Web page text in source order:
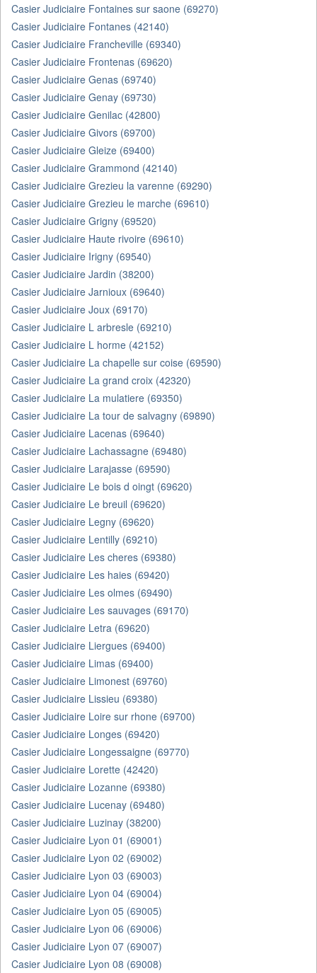
Casier Judiciaire Fontaines sur saone (69270)
Casier Judiciaire Fontanes (42140)
Casier Judiciaire Francheville (69340)
Casier Judiciaire Frontenas (69620)
Casier Judiciaire Genas (69740)
Casier Judiciaire Genay (69730)
Casier Judiciaire Genilac (42800)
Casier Judiciaire Givors (69700)
Casier Judiciaire Gleize (69400)
Casier Judiciaire Grammond (42140)
Casier Judiciaire Grezieu la varenne (69290)
Casier Judiciaire Grezieu le marche (69610)
Casier Judiciaire Grigny (69520)
Casier Judiciaire Haute rivoire (69610)
Casier Judiciaire Irigny (69540)
Casier Judiciaire Jardin (38200)
Casier Judiciaire Jarnioux (69640)
Casier Judiciaire Joux (69170)
Casier Judiciaire L arbresle (69210)
Casier Judiciaire L horme (42152)
Casier Judiciaire La chapelle sur coise (69590)
Casier Judiciaire La grand croix (42320)
Casier Judiciaire La mulatiere (69350)
Casier Judiciaire La tour de salvagny (69890)
Casier Judiciaire Lacenas (69640)
Casier Judiciaire Lachassagne (69480)
Casier Judiciaire Larajasse (69590)
Casier Judiciaire Le bois d oingt (69620)
Casier Judiciaire Le breuil (69620)
Casier Judiciaire Legny (69620)
Casier Judiciaire Lentilly (69210)
Casier Judiciaire Les cheres (69380)
Casier Judiciaire Les haies (69420)
Casier Judiciaire Les olmes (69490)
Casier Judiciaire Les sauvages (69170)
Casier Judiciaire Letra (69620)
Casier Judiciaire Liergues (69400)
Casier Judiciaire Limas (69400)
Casier Judiciaire Limonest (69760)
Casier Judiciaire Lissieu (69380)
Casier Judiciaire Loire sur rhone (69700)
Casier Judiciaire Longes (69420)
Casier Judiciaire Longessaigne (69770)
Casier Judiciaire Lorette (42420)
Casier Judiciaire Lozanne (69380)
Casier Judiciaire Lucenay (69480)
Casier Judiciaire Luzinay (38200)
Casier Judiciaire Lyon 01 (69001)
Casier Judiciaire Lyon 02 (69002)
Casier Judiciaire Lyon 03 (69003)
Casier Judiciaire Lyon 04 (69004)
Casier Judiciaire Lyon 05 (69005)
Casier Judiciaire Lyon 06 (69006)
Casier Judiciaire Lyon 07 (69007)
Casier Judiciaire Lyon 08 (69008)